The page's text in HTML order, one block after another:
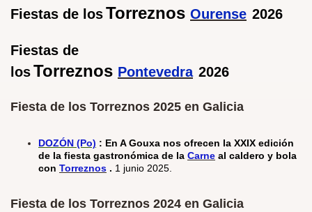
Fiestas de losTorreznos Ourense 2026
Fiestas de
losTorreznos Pontevedra 2026
Fiesta de los Torreznos 2025 en Galicia
DOZÓN (Po) : En A Gouxa nos ofrecen la XXIX edición
de la fiesta gastronómica de la Carne al caldero y bola
con Torreznos . 1 junio 2025.
Fiesta de los Torreznos 2024 en Galicia